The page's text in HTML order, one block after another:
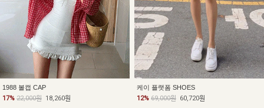
1988 볼캡 CAP
17% 22,000원 18,260원
케이 플랫폼 SHOES
12% 69,000원 60,720원